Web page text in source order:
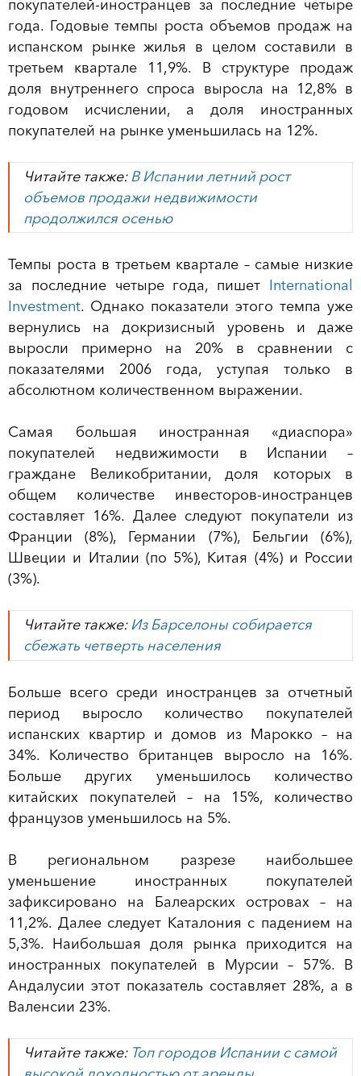
покупателей-иностранцев за последние четыре
года. Годовые темпы роста объемов продаж на
испанском рынке жилья в целом составили в
третьем квартале 11,9%. В структуре продаж
доля внутреннего спроса выросла на 12,8% в
годовом исчислении, а доля иностранных
покупателей на рынке уменьшилась на 12%.
Читайте также:В Испании летний рост
объемов продажи недвижимости
продолжился осенью
Темпы роста в третьем квартале – самые низкие
за последние четыре года, пишет International
Investment. Однако показатели этого темпа уже
вернулись на докризисный уровень и даже
выросли примерно на 20% в сравнении с
показателями 2006 года, уступая только в
абсолютном количественном выражении.
Самая большая иностранная «диаспора»
покупателей недвижимости в Испании –
граждане Великобритании, доля которых в
общем количестве инвесторов-иностранцев
составляет 16%. Далее следуют покупатели из
Франции (8%), Германии (7%), Бельгии (6%),
Швеции и Италии (по 5%), Китая (4%) и России
(3%).
Читайте также:Из Барселоны собирается
сбежать четверть населения
Больше всего среди иностранцев за отчетный
период выросло количество покупателей
испанских квартир и домов из Марокко – на
34%. Количество британцев выросло на 16%.
Больше других уменьшилось количество
китайских покупателей – на 15%, количество
французов уменьшилось на 5%.
В региональном разрезе наибольшее
уменьшение иностранных покупателей
зафиксировано на Балеарских островах – на
11,2%. Далее следует Каталония с падением на
5,3%. Наибольшая доля рынка приходится на
иностранных покупателей в Мурсии – 57%. В
Андалусии этот показатель составляет 28%, а в
Валенсии 23%.
Читайте также: Топ городов Испании с самой